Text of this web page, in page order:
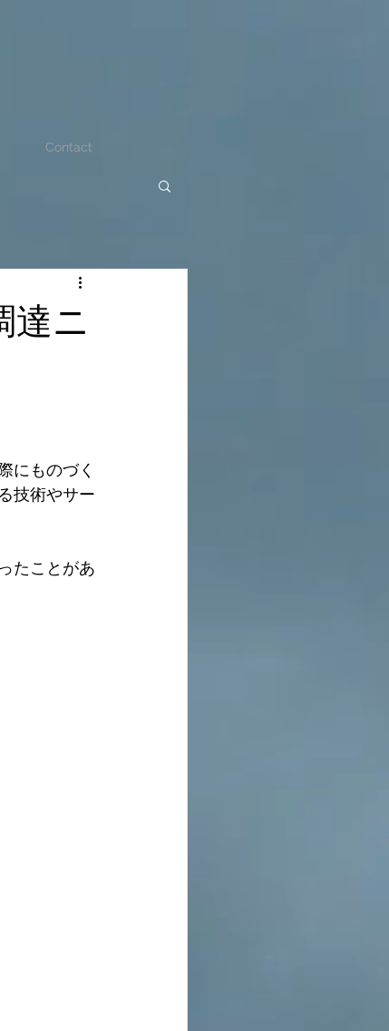
Contact
達ニ
にものづく
技術やサー
たことがあ